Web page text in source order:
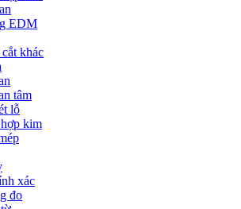
EDM
khác
tâm
lỗ
kim
xác
đo